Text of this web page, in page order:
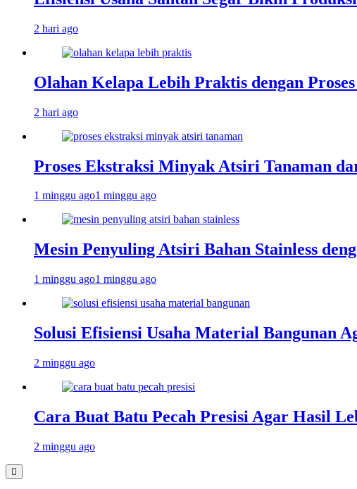
2 hari ago
Olahan Kelapa Lebih Praktis dengan
2 hari ago
Proses Ekstraksi Minyak Atsiri Tanaman
1 minggu ago1 minggu ago
Mesin Penyuling Atsiri Bahan Stainless
1 minggu ago1 minggu ago
Solusi Efisiensi Usaha Material Bangunan
2 minggu ago
Cara Buat Batu Pecah Presisi Agar Hasil
2 minggu ago